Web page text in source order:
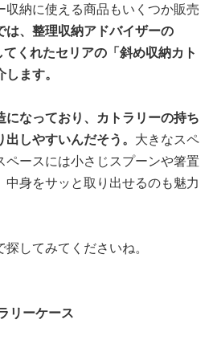
収納に使える商品もいくつか販売
は、整理収納アドバイザーの
くれたセリアの「斜め収納カト
ます。
になっており、カトラリーの持ち
しやすいんだそう。 大きなスペ
ペースには小さじスプーンや箸置
中身をサッと取り出せるのも魅力
してみてくださいね。
リーケース